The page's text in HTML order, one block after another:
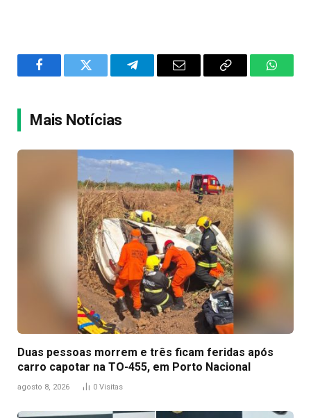
FacebookTwitter TelegramEmail
Copy
Mais Notícias
Duas pessoas morrem e três ficam feridas após
carro capotar na TO-455, em Porto Nacional
agosto 8, 2026 0 Visitas